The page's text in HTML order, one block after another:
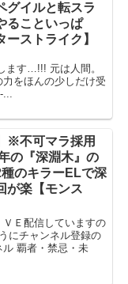
グイルと転スラ
ることいっぱ
ーストライク】
ます…!!! 元は人間。
をほんの少しだけ受
※不可マラ採用
の『深淵木』の
のキラーELで深
が楽【モンス
Ｅ配信していますの
にチャンネル登録の
覇者・禁忌・未